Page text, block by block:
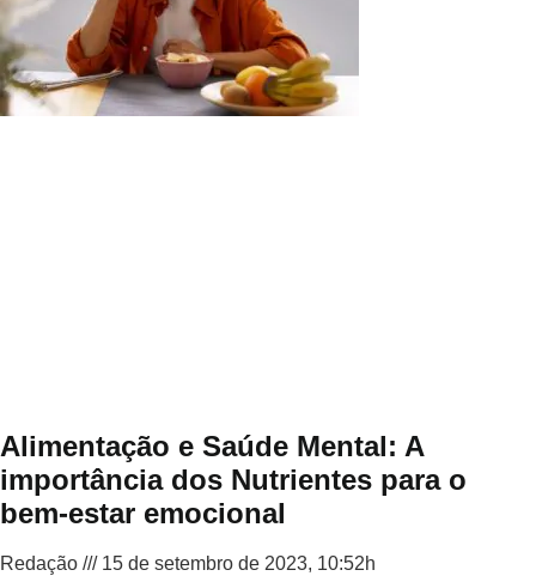
Alimentação e Saúde Mental: A
importância dos Nutrientes para o
bem-estar emocional
Redação
15 de setembro de 2023, 10:52h